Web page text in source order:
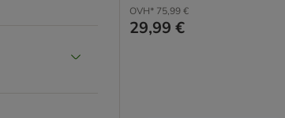
OVH* 75,99 €
29,99 €